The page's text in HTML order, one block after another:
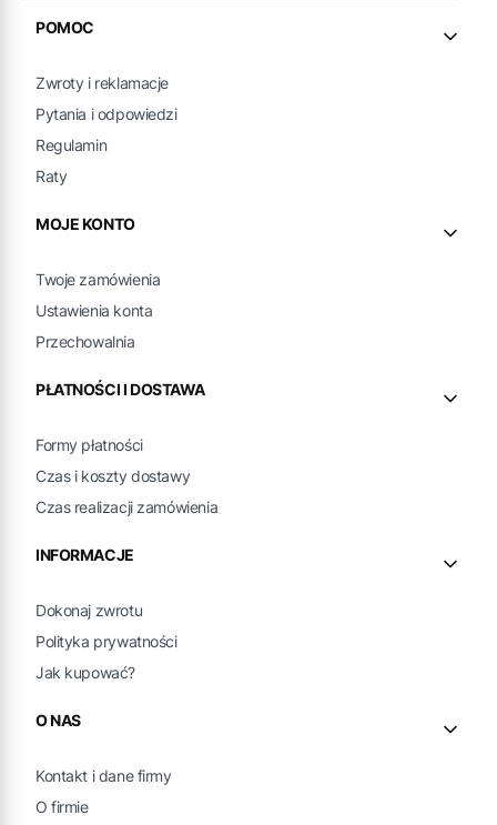
Linki w stopce
POMOC
Zwroty i reklamacje
Pytania i odpowiedzi
Regulamin
Raty
MOJE KONTO
Twoje zamówienia
Ustawienia konta
Przechowalnia
PŁATNOŚCI I DOSTAWA
Formy płatności
Czas i koszty dostawy
Czas realizacji zamówienia
INFORMACJE
Dokonaj zwrotu
Polityka prywatności
Jak kupować?
O NAS
Kontakt i dane firmy
O firmie